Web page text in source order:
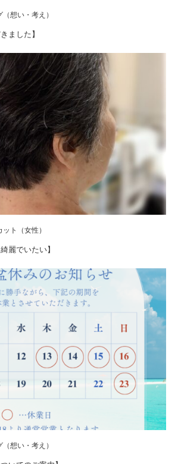
（想い・考え）
ました】
ト（女性）
麗でいたい】
（想い・考え）